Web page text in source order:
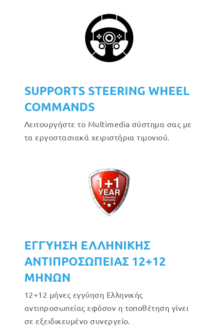
SUPPORTS STEERING WHEEL
COMMANDS
Λειτουργήστε το Multimedia σύστημα σας με
τα εργοστασιακά χειριστήρια τιμονιού.
ΕΓΓΥΗΣΗ ΕΛΛΗΝΙΚΗΣ
ΑΝΤΙΠΡΟΣΩΠΕΙΑΣ 12+12
ΜΗΝΩΝ
12+12 μήνες εγγύηση Ελληνικής
αντιπροσωπείας εφόσον η τοποθέτηση γίνει
σε εξειδικευμένο συνεργείο.